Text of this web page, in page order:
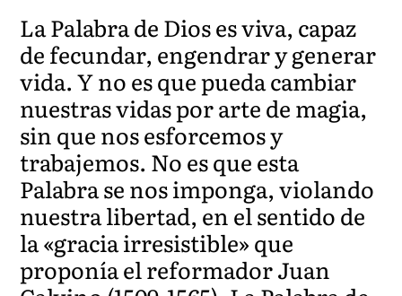
La Palabra de Dios es viva, capaz
de fecundar, engendrar y generar
vida. Y no es que pueda cambiar
nuestras vidas por arte de magia,
sin que nos esforcemos y
trabajemos. No es que esta
Palabra se nos imponga, violando
nuestra libertad, en el sentido de
la «gracia irresistible» que
proponía el reformador Juan